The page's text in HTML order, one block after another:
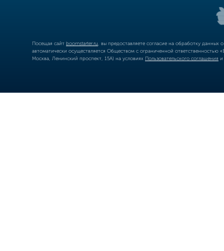
Посещая сайт boomstarter.ru , вы предоставляете согласие на обработку
автоматически осуществляется Обществом с ограниченной
Москва, Ленинский проспект, 15А) на условиях Пользовательского соглашения и